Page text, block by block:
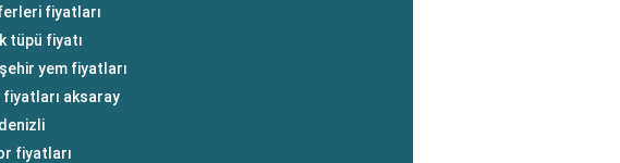
fiyatları
tüpü fiyatı
yem fiyatları
aksaray
fiyatları